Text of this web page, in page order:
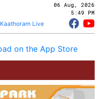
06 Aug, 2026
5:49 PM
Kaathoram Live